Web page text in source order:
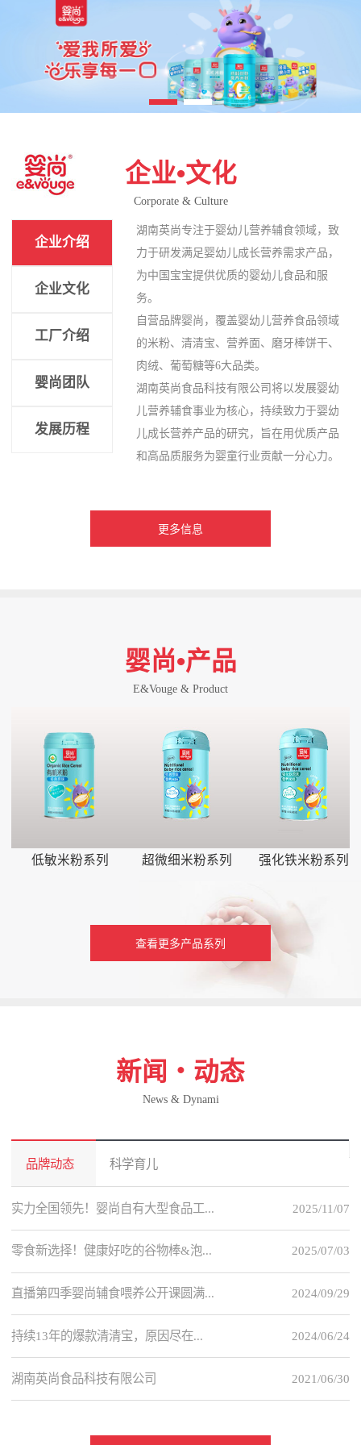
企业•文化
Corporate & Culture
企业介绍
企业文化
工厂介绍
婴尚团队
发展历程
湖南英尚专注于婴幼儿营养辅食领域，致
力于研发满足婴幼儿成长营养需求产品，
为中国宝宝提供优质的婴幼儿食品和服
务。
自营品牌婴尚，覆盖婴幼儿营养食品领域
的米粉、清清宝、营养面、磨牙棒饼干、
肉绒、葡萄糖等6大品类。
湖南英尚食品科技有限公司将以发展婴幼
儿营养辅食事业为核心，持续致力于婴幼
儿成长营养产品的研究，旨在用优质产品
和高品质服务为婴童行业贡献一分心力。
更多信息
婴尚•产品
E&Vouge & Product
低敏米粉系列 超微细米粉系列 强化铁米粉系列
查看更多产品系列
新闻・动态
News & Dynami
品牌动态 科学育儿
2025/11/07
实力全国领先！婴尚自有大型食品工...
2025/07/03
零食新选择！健康好吃的谷物棒&泡...
2024/09/29
直播第四季婴尚辅食喂养公开课圆满...
2024/06/24
持续13年的爆款清清宝，原因尽在...
2021/06/30
湖南英尚食品科技有限公司